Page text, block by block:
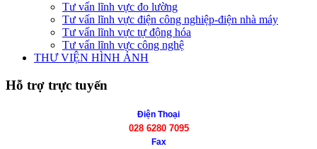
Tư vấn lĩnh vực đo lường
Tư vấn lĩnh vực điện công nghiệp-điện nhà máy
Tư vấn lĩnh vực tự động hóa
Tư vấn lĩnh vực công nghệ
THƯ VIỆN HÌNH ẢNH
Hỗ trợ trực tuyến
Điện Thoại
028 6280 7095
Fax